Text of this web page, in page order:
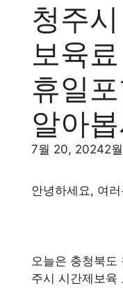
청주
보육
휴일
알아
7월 20, 20242
안녕하세요, 여러
오늘은 충청북도
주시 시간제보육